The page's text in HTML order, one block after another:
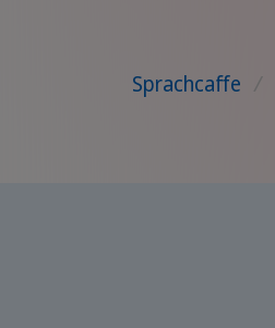
Sprachcaffe /